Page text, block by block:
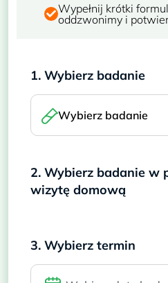
Wypełnij krótki
oddzwonimy i
1. Wybierz badanie
Wybierz badanie
2. Wybierz badanie w
wizytę domową
3. Wybierz termin